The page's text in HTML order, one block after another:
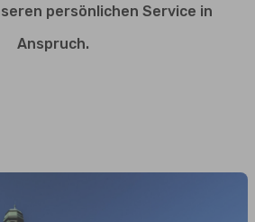
persönlichen Service in
Anspruch.